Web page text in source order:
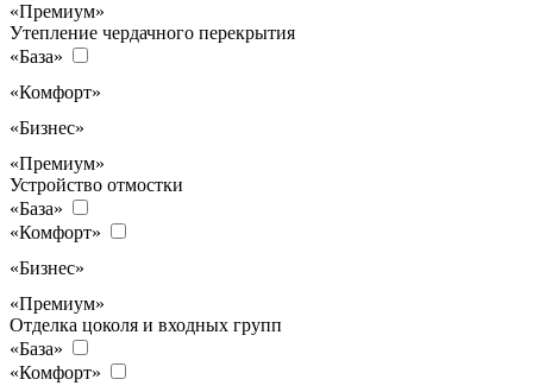
«Премиум»
Утепление чердачного перекрытия
«База»
«Комфорт»
«Бизнес»
«Премиум»
Устройство отмостки
«База»
«Комфорт»
«Бизнес»
«Премиум»
Отделка цоколя и входных групп
«База»
«Комфорт»